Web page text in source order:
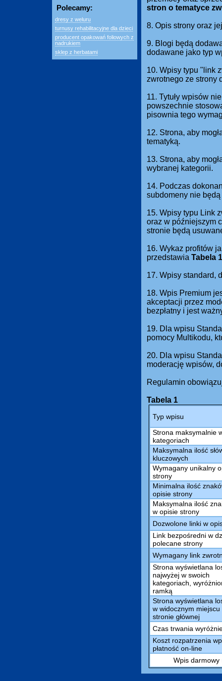
Polecamy:
dresy z weluru
turnusy rehabilitacyjne dla dzieci
producent opakowań foliowych z
nadrukiem
sklep z herbatami
stron o tematyce
8. Opis strony oraz
9. Blogi będą
dodawane jako typ
10. Wpisy typu "link
zwrotnego ze strony
11. Tytuły wpisów
powszechnie
pisownia tego
12. Strona, aby
tematyką.
13. Strona, aby
wybranej kategorii.
14. Podczas
subdomeny nie
15. Wpisy typu Link
oraz w późniejszym
stronie będą
16. Wykaz profitów
przedstawia Tabela 1
17. Wpisy standard,
18. Wpis Premium
akceptacji przez
bezpłatny i jest
19. Dla wpisu
pomocy Multikodu,
20. Dla wpisu
moderację wpisów,
Regulamin
Tabela 1
Typ wpisu
Strona maksymalnie
kategoriach
Maksymalna ilość
kluczowych
Wymagany unikalny
strony
Minimalna ilość
opisie strony
Maksymalna ilość
w opisie strony
Dozwolone linki w
Link bezpośredni w
polecane strony
Wymagany link
Strona wyświetlana
najwyżej w swoich
kategoriach,
ramką
Strona wyświetlana
w widocznym miejscu
stronie głównej
Czas trwania
Koszt rozpatrzenia
płatność on-line
Wpis darmowy